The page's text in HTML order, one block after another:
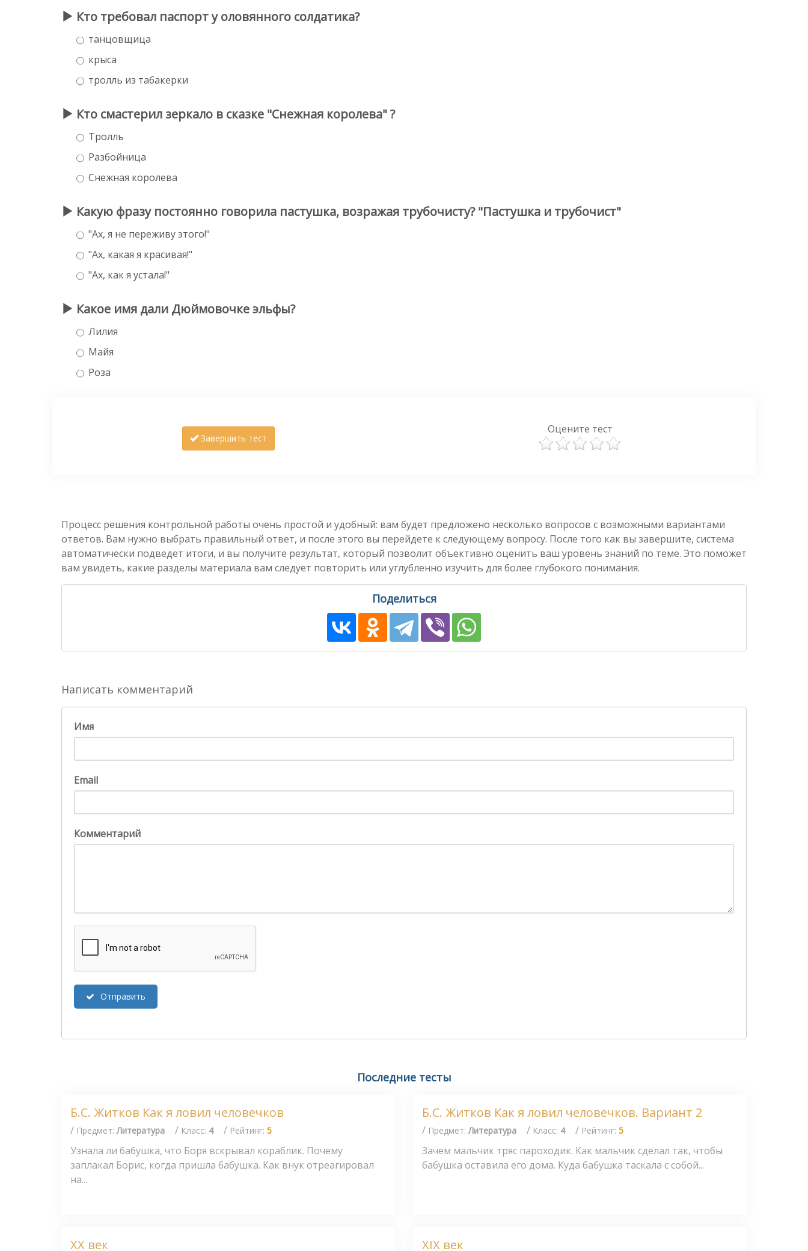
Кто требовал паспорт у оловянного солдатика?
танцовщица
крыса
тролль из табакерки
Кто смастерил зеркало в сказке "Снежная королева" ?
Тролль
Разбойница
Снежная королева
Какую фразу постоянно говорила пастушка, возражая трубочисту? "Пастушка и трубочист"
"Ах, я не переживу этого!"
"Ах, какая я красивая!"
"Ах, как я устала!"
Какое имя дали Дюймовочке эльфы?
Лилия
Майя
Роза
Завершить тест
Оцените тест
Процесс решения контрольной работы очень простой и удобный: вам будет предложено несколько вопросов с возможными вариантами
ответов. Вам нужно выбрать правильный ответ, и после этого вы перейдете к следующему вопросу. После того как вы завершите, система
автоматически подведет итоги, и вы получите результат, который позволит объективно оценить ваш уровень знаний по теме. Это поможет
вам увидеть, какие разделы материала вам следует повторить или углубленно изучить для более глубокого понимания.
Поделиться
Написать комментарий
Имя
Email
Комментарий
Отправить
Последние тесты
Б.С. Житков Как я ловил человечков
/ Предмет:Литература / Класс: 4 / Рейтинг: 5
Узнала ли бабушка, что Боря вскрывал кораблик. Почему
заплакал Борис, когда пришла бабушка. Как внук отреагировал
на...
Б.С. Житков Как я ловил человечков. Вариант 2
/ Предмет:Литература / Класс: 4 / Рейтинг: 5
Зачем мальчик тряс пароходик. Как мальчик сделал так, чтобы
бабушка оставила его дома. Куда бабушка таскала с собой...
XX век XIX век